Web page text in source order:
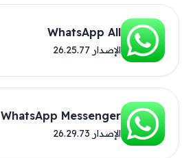
WhatsApp All
الإصدار 26.25.77
WhatsApp Messenger
الإصدار 26.29.73